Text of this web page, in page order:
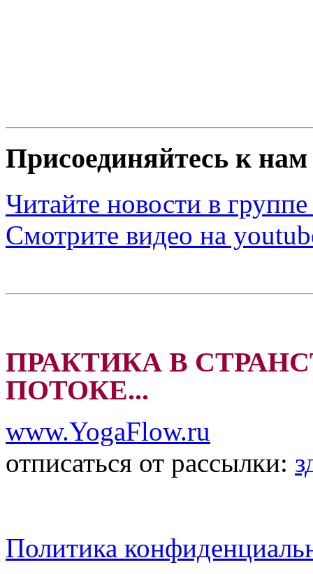
Присоединяйтесь к нам
Читайте новости в
Смотрите видео на
ПРАКТИКА В
ПОТОКЕ...
www.YogaFlow.ru
отписаться от рассылки:
Политика